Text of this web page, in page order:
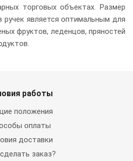
торговых объектах. Размер
ручек является оптимальным для
фруктов, леденцов, пряностей
работы
положения
оплаты
доставки
заказ?